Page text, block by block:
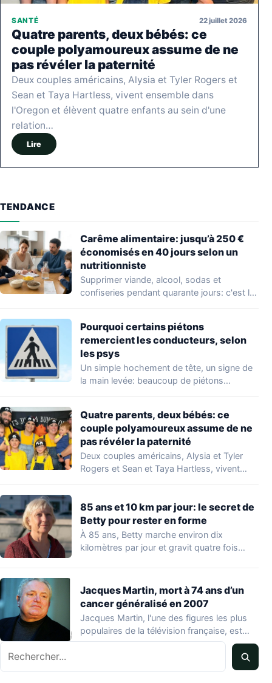
SANTÉ 22 juillet 2026
Quatre parents, deux bébés: ce
couple polyamoureux assume de ne
pas révéler la paternité
Deux couples américains, Alysia et Tyler Rogers et
Sean et Taya Hartless, vivent ensemble dans
l'Oregon et élèvent quatre enfants au sein d'une
relation…
Lire
TENDANCE
Carême alimentaire: jusqu’à 250 €
économisés en 40 jours selon un
nutritionniste
Supprimer viande, alcool, sodas et
confiseries pendant quarante jours: c'est le
Pourquoi certains piétons
remercient les conducteurs, selon
les psys
Un simple hochement de tête, un signe de
la main levée: beaucoup de piétons…
Quatre parents, deux bébés: ce
couple polyamoureux assume de ne
pas révéler la paternité
Deux couples américains, Alysia et Tyler
Rogers et Sean et Taya Hartless, vivent
85 ans et 10 km par jour: le secret de
Betty pour rester en forme
À 85 ans, Betty marche environ dix
kilomètres par jour et gravit quatre fois…
Jacques Martin, mort à 74 ans d’un
cancer généralisé en 2007
Jacques Martin, l'une des figures les plus
populaires de la télévision française, est
décédé…